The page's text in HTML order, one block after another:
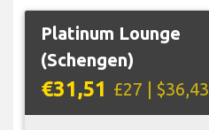
Platinum Lounge
(Schengen)
€31,51 £27 | $36,43